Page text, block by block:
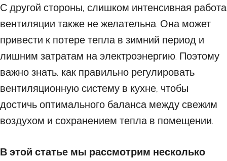
С другой стороны, слишком интенсивная работа
вентиляции также не желательна. Она может
привести к потере тепла в зимний период и
лишним затратам на электроэнергию. Поэтому
важно знать, как правильно регулировать
вентиляционную систему в кухне, чтобы
достичь оптимального баланса между свежим
воздухом и сохранением тепла в помещении.
В этой статье мы рассмотрим несколько